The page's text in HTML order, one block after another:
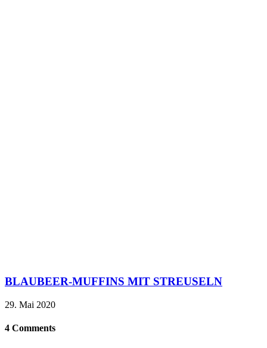
BLAUBEER-MUFFINS MIT STREUSELN
29. Mai 2020
4 Comments